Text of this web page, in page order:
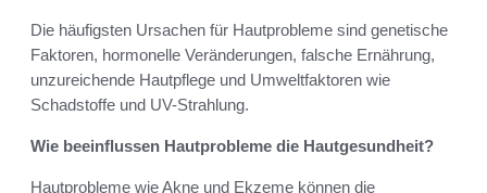
Die häufigsten Ursachen für Hautprobleme sind genetische
Faktoren, hormonelle Veränderungen, falsche Ernährung,
unzureichende Hautpflege und Umweltfaktoren wie
Schadstoffe und UV-Strahlung.
Wie beeinflussen Hautprobleme die Hautgesundheit?
Hautprobleme wie Akne und Ekzeme können die